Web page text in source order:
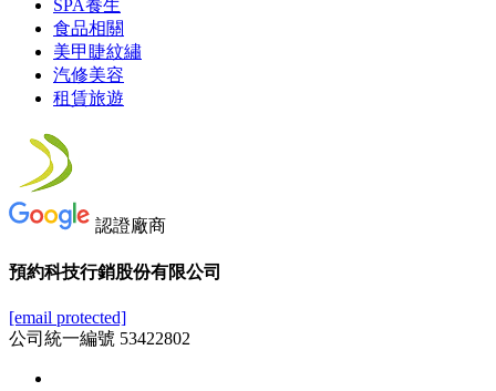
SPA養生
食品相關
美甲睫紋繡
汽修美容
租賃旅遊
認證廠商
預約科技行銷股份有限公司
[email protected]
公司統一編號 53422802